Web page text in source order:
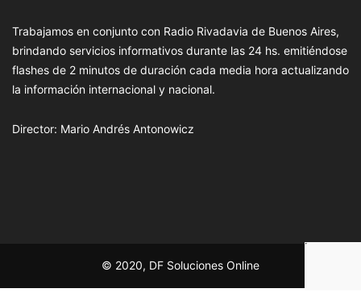
Trabajamos en conjunto con Radio Rivadavia de Buenos Aires,
brindando servicios informativos durante las 24 hs. emitiéndose
flashes de 2 minutos de duración cada media hora actualizando
la información internacional y nacional.
Director: Mario Andrés Antonowicz
© 2020, DF Soluciones Online